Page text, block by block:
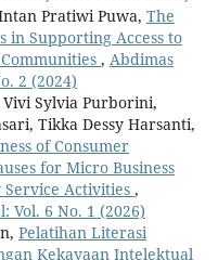
Pratiwi Puwa, The
in Supporting Access to
, Abdimas
2 (2024)
Sylvia Purborini,
Tikka Dessy Harsanti,
of Consumer
for Micro Business
Activities ,
Vol. 6 No. 1 (2026)
Pelatihan Literasi
Kekayaan Intelektual